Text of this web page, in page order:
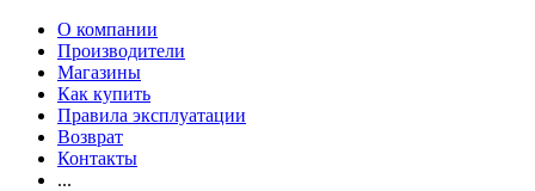
О компании
Производители
Магазины
Как купить
Правила эксплуатации
Возврат
Контакты
...